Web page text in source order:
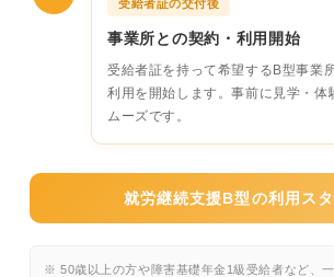
受給者証の交付後
事業所との契約・利用開始
受給者証を持って希望するB型事業
利用を開始します。事前に見学・体
ムーズです。
就労継続支援B型の利用スタ
※ 50歳以上の方や障害基礎年金1級受給者など、